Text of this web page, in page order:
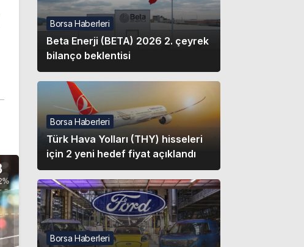
Borsa Haberleri
Beta Enerji (BETA) 2026 2. çeyrek
bilanço beklentisi
Borsa Haberleri
Türk Hava Yolları (THY) hisseleri
için 2 yeni hedef fiyat açıklandı
Borsa Haberleri